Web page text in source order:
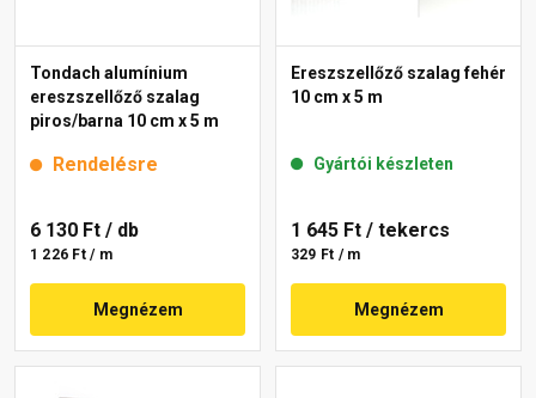
Tondach alumínium
ereszszellőző szalag
piros/barna 10 cm x 5 m
Rendelésre
6 130 Ft / db
1 226 Ft / m
Megnézem
Ereszszellőző szalag fehér
10 cm x 5 m
Gyártói készleten
1 645 Ft / tekercs
329 Ft / m
Megnézem